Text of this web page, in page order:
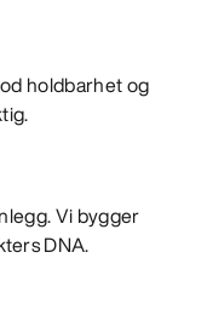
holdbarhet og
Vi bygger
DNA.